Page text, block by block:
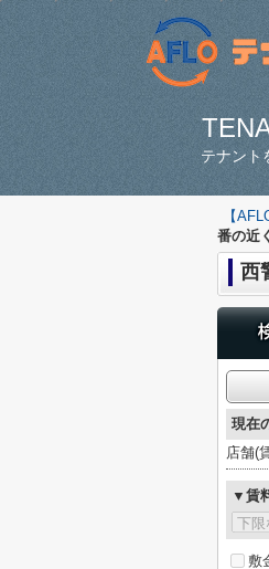
テナント
【
番の近
西
現在
店舗(
▼賃
敷